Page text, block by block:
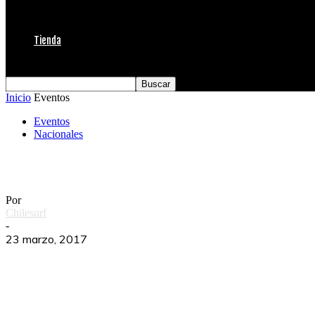
Tienda
Inicio Eventos
Eventos
Nacionales
Por
Chilesurf
-
23 marzo, 2017